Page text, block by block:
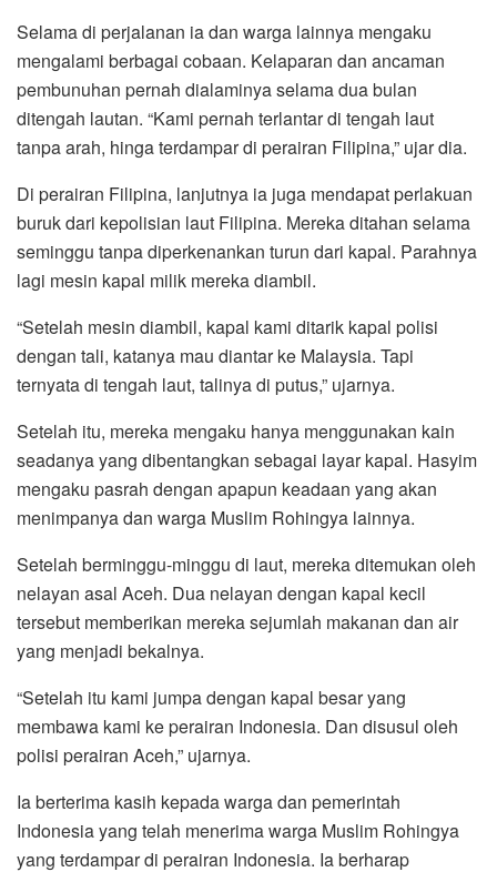
Selama di perjalanan ia dan warga lainnya mengaku
mengalami berbagai cobaan. Kelaparan dan ancaman
pembunuhan pernah dialaminya selama dua bulan
ditengah lautan. “Kami pernah terlantar di tengah laut
tanpa arah, hinga terdampar di perairan Filipina,” ujar dia.
Di perairan Filipina, lanjutnya ia juga mendapat perlakuan
buruk dari kepolisian laut Filipina. Mereka ditahan selama
seminggu tanpa diperkenankan turun dari kapal. Parahnya
lagi mesin kapal milik mereka diambil.
“Setelah mesin diambil, kapal kami ditarik kapal polisi
dengan tali, katanya mau diantar ke Malaysia. Tapi
ternyata di tengah laut, talinya di putus,” ujarnya.
Setelah itu, mereka mengaku hanya menggunakan kain
seadanya yang dibentangkan sebagai layar kapal. Hasyim
mengaku pasrah dengan apapun keadaan yang akan
menimpanya dan warga Muslim Rohingya lainnya.
Setelah berminggu-minggu di laut, mereka ditemukan oleh
nelayan asal Aceh. Dua nelayan dengan kapal kecil
tersebut memberikan mereka sejumlah makanan dan air
yang menjadi bekalnya.
“Setelah itu kami jumpa dengan kapal besar yang
membawa kami ke perairan Indonesia. Dan disusul oleh
polisi perairan Aceh,” ujarnya.
Ia berterima kasih kepada warga dan pemerintah
Indonesia yang telah menerima warga Muslim Rohingya
yang terdampar di perairan Indonesia. Ia berharap